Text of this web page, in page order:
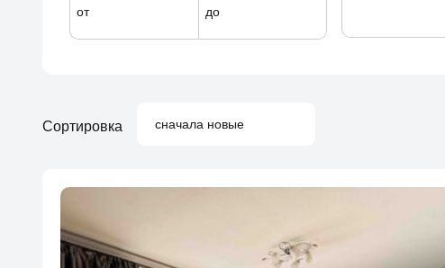
от до
Сортировка сначала новые